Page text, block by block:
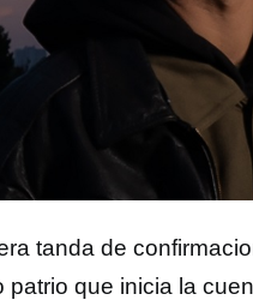
tanda de
patrio que inicia la